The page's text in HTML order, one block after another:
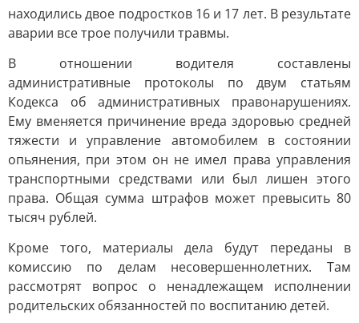
находились двое подростков 16 и 17 лет. В результате
аварии все трое получили травмы.
В отношении водителя составлены
административные протоколы по двум статьям
Кодекса об административных правонарушениях.
Ему вменяется причинение вреда здоровью средней
тяжести и управление автомобилем в состоянии
опьянения, при этом он не имел права управления
транспортными средствами или был лишен этого
права. Общая сумма штрафов может превысить 80
тысяч рублей.
Кроме того, материалы дела будут переданы в
комиссию по делам несовершеннолетних. Там
рассмотрят вопрос о ненадлежащем исполнении
родительских обязанностей по воспитанию детей.